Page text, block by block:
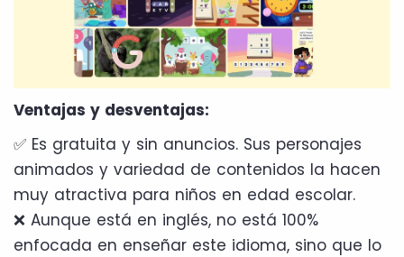
Ventajas y desventajas:
✅ Es gratuita y sin anuncios. Sus personajes
animados y variedad de contenidos la hacen
muy atractiva para niños en edad escolar.
❌ Aunque está en inglés, no está 100%
enfocada en enseñar este idioma, sino que lo